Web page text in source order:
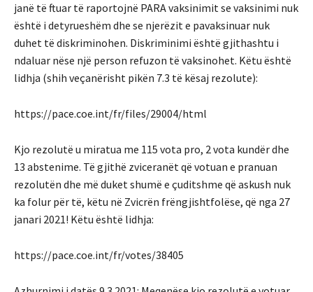
janë të ftuar të raportojnë PARA vaksinimit se vaksinimi nuk
është i detyrueshëm dhe se njerëzit e pavaksinuar nuk
duhet të diskriminohen. Diskriminimi është gjithashtu i
ndaluar nëse një person refuzon të vaksinohet. Këtu është
lidhja (shih veçanërisht pikën 7.3 të kësaj rezolute):
https://pace.coe.int/fr/files/29004/html
Kjo rezolutë u miratua me 115 vota pro, 2 vota kundër dhe
13 abstenime. Të gjithë zviceranët që votuan e pranuan
rezolutën dhe më duket shumë e çuditshme që askush nuk
ka folur për të, këtu në Zvicrën frëngjishtfolëse, që nga 27
janari 2021! Këtu është lidhja:
https://pace.coe.int/fr/votes/38405